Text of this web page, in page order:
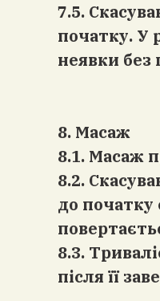
7.5.
початку. У
неявки без
8. Масаж
8.1. Масаж
8.2.
до початку
8.3.
після її